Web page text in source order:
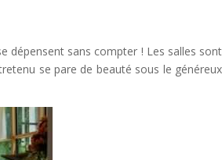
dépensent sans compter ! Les salles sont
se pare de beauté sous le généreux